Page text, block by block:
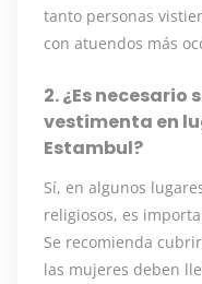
tanto personas
con atuendos más
2. ¿Es
vestimenta en
Estambul?
Sí, en algunos
religiosos, es
Se recomienda
las mujeres deben